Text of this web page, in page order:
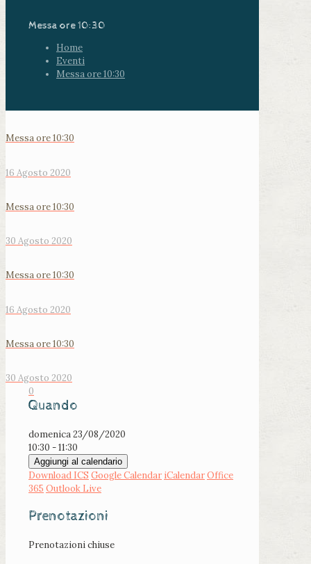
Messa ore 10:30
Home
Eventi
Messa ore 10:30
Messa ore 10:30
16 Agosto 2020
Messa ore 10:30
30 Agosto 2020
Messa ore 10:30
16 Agosto 2020
Messa ore 10:30
30 Agosto 2020
0
Quando
domenica 23/08/2020
10:30 - 11:30
Aggiungi al calendario
Download ICS Google Calendar iCalendarOffice
365 Outlook Live
Prenotazioni
Prenotazioni chiuse